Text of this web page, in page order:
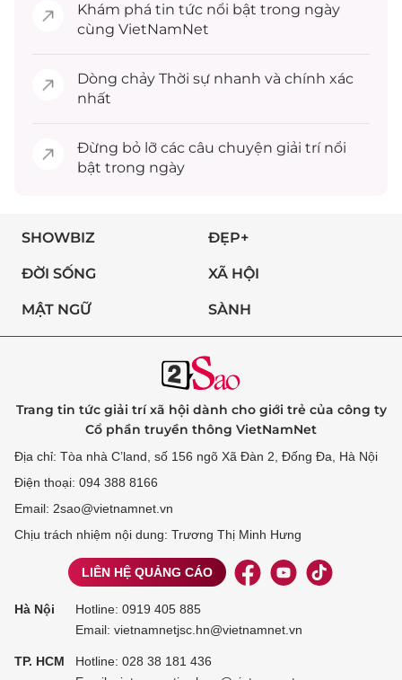
Khám phá tin tức nổi bật trong ngày
cùng VietNamNet
Dòng chảy Thời sự nhanh và chính xác
nhất
Đừng bỏ lỡ các câu chuyện giải trínổi
bật trong ngày
SHOWBIZ ĐẸP+
ĐỜI SỐNG XÃ HỘI
MẬT NGỮ SÀNH
Trang tin tức giải trí xã hội dành cho giới trẻ của công ty
Cổ phần truyền thông VietNamNet
Địa chỉ: Tòa nhà C’land, số 156 ngõ Xã Đàn 2, Đống Đa, Hà Nội
Điện thoại: 094 388 8166
Email: 2sao@vietnamnet.vn
Chịu trách nhiệm nội dung: Trương Thị Minh Hưng
LIÊN HỆ QUẢNG CÁO
Hà Nội Hotline: 0919 405 885
Email: vietnamnetjsc.hn@vietnamnet.vn
TP. HCM Hotline: 028 38 181 436